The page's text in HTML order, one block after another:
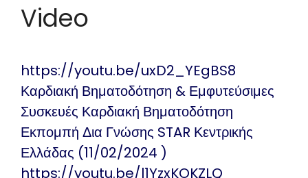
Video
https://youtu.be/uxD2_YEgBS8
Καρδιακή Βηματοδότηση & Εμφυτεύσιμες
Συσκευές Καρδιακή Βηματοδότηση
Εκπομπή Δια Γνώσης STAR Κεντρικής
Ελλάδας (11/02/2024 )
https://youtu.be/l1YzxKOKZLQ